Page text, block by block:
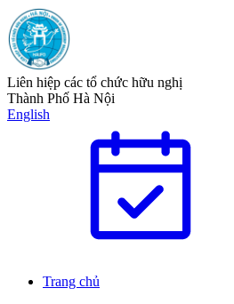
Liên hiệp các tổ chức hữu nghị
Thành Phố Hà Nội
English
Trang chủ